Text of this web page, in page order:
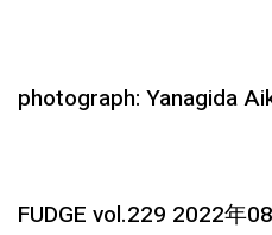
photograph: Yanagida
FUDGE vol.229 2022年